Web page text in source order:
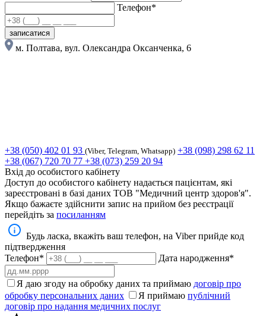
Телефон*
записатися
м. Полтава, вул. Олександра Оксанченка, 6
+38 (050) 402 01 93 (Viber, Telegram, Whatsapp) +38 (098) 298 62 11
+38 (067) 720 70 77 +38 (073) 259 20 94
Вхід до особистого кабінету
Доступ до особистого кабінету надається пацієнтам, які
зареєстровані в базі даних ТОВ "Медичний центр здоров'я".
Якщо бажаєте здійснити запис на прийом без реєстрації
перейдіть за посиланням
Будь ласка, вкажіть ваш телефон, на Viber прийде код
підтвердження
Телефон*
Дата народження*
Я даю згоду на обробку даних та приймаю договір про
обробку персональних даних
Я приймаю публічний
договір про надання медичних послуг